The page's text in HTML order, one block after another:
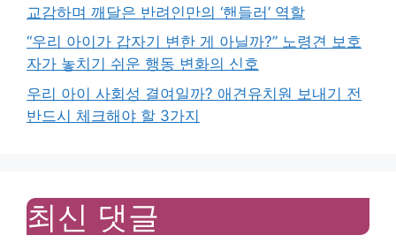
교감하며 깨달은 반려인만의 ‘핸들러’ 역할
“우리 아이가 갑자기 변한 게 아닐까?” 노령견 보호
자가 놓치기 쉬운 행동 변화의 신호
우리 아이 사회성 결여일까? 애견유치원 보내기 전
반드시 체크해야 할 3가지
최신 댓글